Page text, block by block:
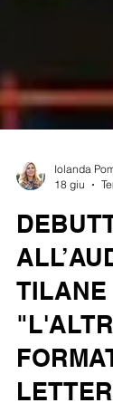
Iolanda
18 giu
TILANE